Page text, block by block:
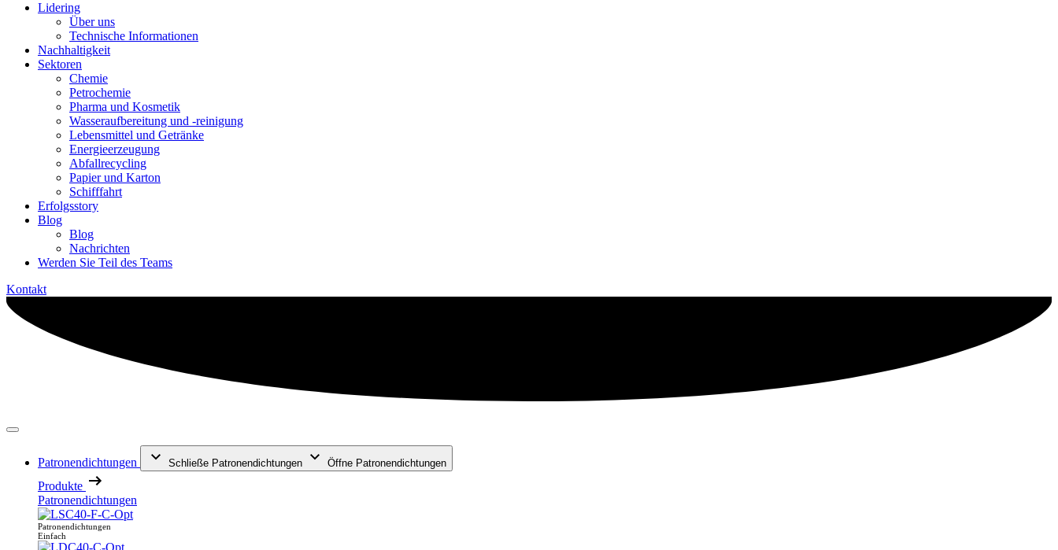
Lidering
Über uns
Technische Informationen
Nachhaltigkeit
Sektoren
Chemie
Petrochemie
Pharma und Kosmetik
Wasseraufbereitung und -reinigung
Lebensmittel und Getränke
Energieerzeugung
Abfallrecycling
Papier und Karton
Schifffahrt
Erfolgsstory
Blog
Blog
Nachrichten
Werden Sie Teil des Teams
Kontakt
Patronendichtungen Schließe Patronendichtungen Öffne Patronendichtungen
Produkte
Patronendichtungen
Patronendichtungen
Einfach